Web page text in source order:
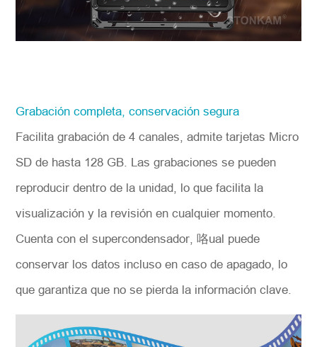
Grabación completa, conservación segura
Facilita grabación de 4 canales, admite tarjetas Micro
SD de hasta 128 GB. Las grabaciones se pueden
reproducir dentro de la unidad, lo que facilita la
visualización y la revisión en cualquier momento.
Cuenta con el supercondensador, 咯ual puede
conservar los datos incluso en caso de apagado, lo
que garantiza que no se pierda la información clave.